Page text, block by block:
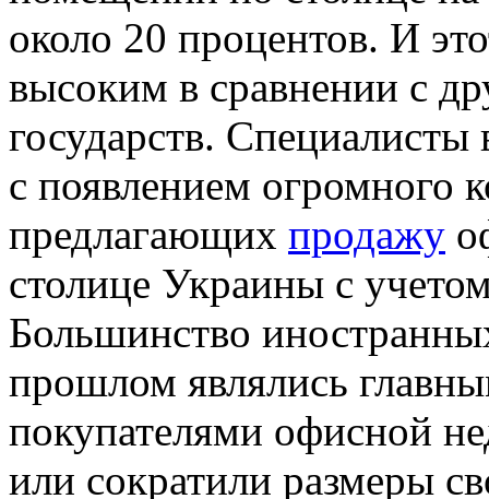
около 20 процентов. И
высоким в сравнении с
государств. Специалисты
с появлением огромного
предлагающих продажу
столице Украины с
Большинство
прошлом являлись
покупателями офисной
или сократили размеры